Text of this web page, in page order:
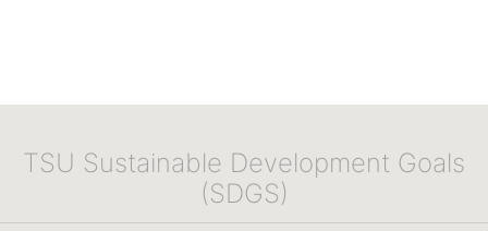
TSU Sustainable Development Goals
(SDGS)